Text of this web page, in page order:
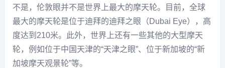
不是，伦敦眼并不是世界上最大的摩天轮。目前，全球
最大的摩天轮是位于迪拜的迪拜之眼（Dubai Eye），高
度达到210米。此外，世界上还有一些其他的大型摩天
轮，例如位于中国天津的“天津之眼”、位于新加坡的“新
加坡摩天观景轮”等。